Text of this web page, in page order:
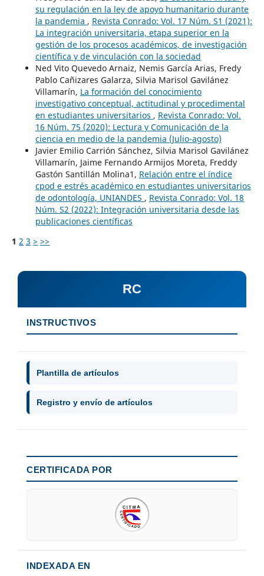
su regulación en la ley de apoyo humanitario durante
la pandemia , Revista Conrado: Vol. 17 Núm. S1 (2021):
La integración universitaria, etapa superior en la
gestión de los procesos académicos, de investigación
científica y de vinculación con la sociedad
Ned Vito Quevedo Arnaiz, Nemis García Arias, Fredy
Pablo Cañizares Galarza, Silvia Marisol Gavilánez
Villamarín, La formación del conocimiento
investigativo conceptual, actitudinal y procedimental
en estudiantes universitarios , Revista Conrado: Vol.
16 Núm. 75 (2020): Lectura y Comunicación de la
ciencia en medio de la pandemia (Julio-agosto)
Javier Emilio Carrión Sánchez, Silvia Marisol Gavilánez
Villamarín, Jaime Fernando Armijos Moreta, Freddy
Gastón Santillán Molina1, Relación entre el índice
cpod e estrés académico en estudiantes universitarios
de odontología, UNIANDES , Revista Conrado: Vol. 18
Núm. S2 (2022): Integración universitaria desde las
publicaciones científicas
1 2 3 > >>
RC
INSTRUCTIVOS
Plantilla de artículos
Registro y envío de artículos
CERTIFICADA POR
INDEXADA EN